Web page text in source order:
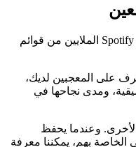
على مر السنين، أنشأ المستمعون على Spotify الملايين من قوائم
على المعجبين لديك،
ومدى نجاحها في
وعندما يحفظ
الخاصة بهم، يمكننا معرفة